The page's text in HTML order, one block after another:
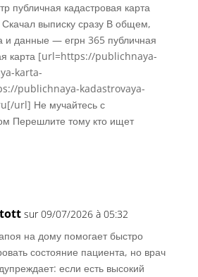
публичная кадастровая карта
Скачал выписку сразу В общем,
и данные — егрн 365 публичная
карта [url=https://publichnaya-
karta-
publichnaya-kadastrovaya-
url] Не мучайтесь с
Перешлите тому кто ищет
sur 09/07/2026 à 05:32
на дому помогает быстро
состояние пациента, но врач
если есть высокий